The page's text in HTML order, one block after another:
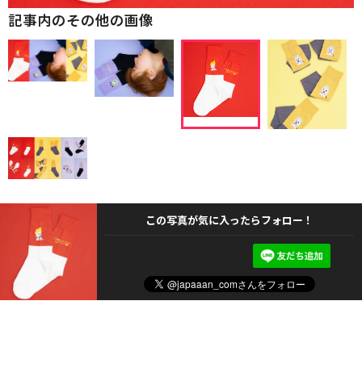
記事内のその他の画像
この写真が気に入ったらフォロー！